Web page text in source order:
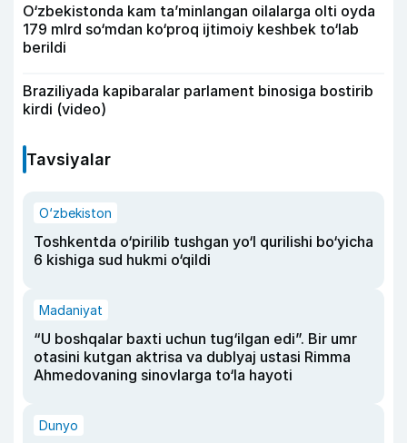
O‘zbekistonda kam ta’minlangan oilalarga olti oyda
179 mlrd so‘mdan ko‘proq ijtimoiy keshbek to‘lab
berildi
Braziliyada kapibaralar parlament binosiga bostirib
kirdi (video)
Tavsiyalar
O‘zbekiston
Toshkentda o‘pirilib tushgan yo‘l qurilishi bo‘yicha
6 kishiga sud hukmi o‘qildi
Madaniyat
“U boshqalar baxti uchun tug‘ilgan edi”. Bir umr
otasini kutgan aktrisa va dublyaj ustasi Rimma
Ahmedovaning sinovlarga to‘la hayoti
Dunyo